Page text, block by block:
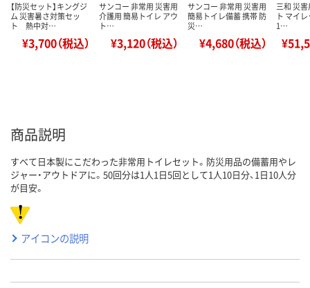
【防災セット】キングジ
ム 災害暑さ対策セッ
ト 熱中対…
¥3,700（税込）
サンコー 非常用 災害用
介護用 簡易トイレ アウ
ト…
¥3,120（税込）
サンコー 非常用 災害用
簡易トイレ備蓄 携帯 防
災…
¥4,680（税込）
三和 災
ト マイ
1…
商品説明
すべて日本製にこだわった非常用トイレセット。防災用品の備蓄用やレ
ジャー・アウトドアに。50回分は1人1日5回として1人10日分、1日10人分
が目安。
アイコンの説明